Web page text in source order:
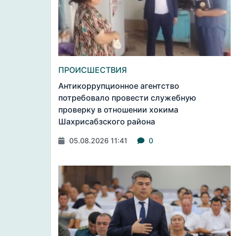
ПРОИСШЕСТВИЯ
Антикоррупционное агентство
потребовало провести служебную
проверку в отношении хокима
Шахрисабзского района
05.08.2026 11:41 0